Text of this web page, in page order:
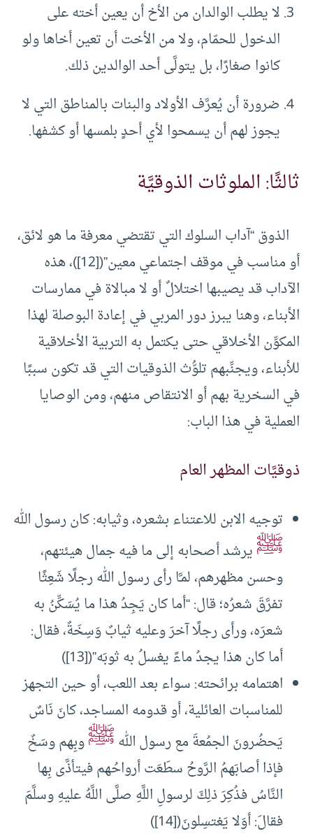
لا يطلب الوالدان من الأخ أن يعين أخته على
الدخول للحمّام، ولا من الأخت أن تعين أخاها ولو
كانوا صغارًا، بل يتولَّى أحد الوالدين ذلك.
ضرورة أن يُعرَّف الأولاد والبنات بالمناطق التي لا
يجوز لهم أن يسمحوا لأي أحدٍ بلمسها أو كشفها.
ثالثًا: الملوثات الذوقيَّة
الذوق “آداب السلوك التي تقتضي معرفة ما هو لائق،
أو مناسب في موقف اجتماعي معين”([12])، هذه
الآداب قد يصيبها اختلالٌ أو لا مبالاة في ممارسات
الأبناء، وهنا يبرز دور المربي في إعادة البوصلة لهذا
المكوِّن الأخلاقي حتى يكتمل به التربية الأخلاقية
للأبناء، ويجنِّبهم تلوُّث الذوقيات التي قد تكون سببًا
في السخرية بهم أو الانتقاص منهم، ومن الوصايا
العملية في هذا الباب:
ذوقيَّات المظهر العام
توجيه الابن للاعتناء بشعره، وثيابه: كان رسول الله
ﷺيرشد أصحابه إلى ما فيه جمال هيئتهم،
وحسن مظهرهم، لمـَّا رأى رسول الله رجلًا شَعِثًا
تفرَّقَ شعرُه؛ قال: “أما كان يَجِدُ هذا ما يُسَكِّنُ به
شعرَه، ورأى رجلًا آخرَ وعليه ثيابٌ وَسِخَةٌ، فقال:
أما كان هذا يجدُ ماءً يغسلُ به ثوبَه”([13])
اهتمامه برائحته: سواء بعد اللعب، أو حين التجهز
للمناسبات العائلية، أو قدومه المساجد، كانَ نَاسٌ
يَحضُرونَ الجمُعةَ مع رسول اللهﷺوبِهم وسَخٌ
فإذا أصابَهمُ الرَّوحُ سطَعَت أرواحُهم فيتأذَّى بِها
النَّاسُ فذُكِرَ ذلِكَ لرسولِ اللَّهِ صلَّى اللَّهُ عليهِ وسلَّمَ
فقالَ: أوَلا يَغتسِلونَ([14])